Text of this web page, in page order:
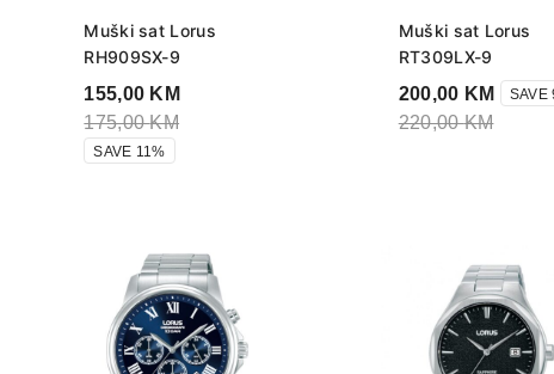
Muški sat Lorus
RH909SX-9
155,00 KM
175,00KM
SAVE 11%
Muški sat Lorus
RT309LX-9
200,00 KM
220,00KM
SAVE